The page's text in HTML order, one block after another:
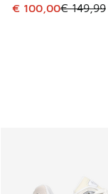
Cet article est en
€ 100,00€ 149,99